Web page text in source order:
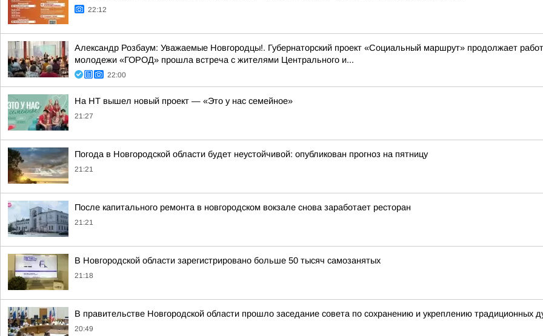
22:12
Александр Розбаум: Уважаемые Новгородцы!. Губернаторский проект «Социальный маршрут» продолжает
молодежи «ГОРОД» прошла встреча с жителями Центрального и...
22:00
На НТ вышел новый проект — «Это у нас семейное»
21:27
Погода в Новгородской области будет неустойчивой: опубликован прогноз на пятницу
21:21
После капитального ремонта в новгородском вокзале снова заработает ресторан
21:21
В Новгородской области зарегистрировано больше 50 тысяч самозанятых
21:18
В правительстве Новгородской области прошло заседание совета по сохранению и укреплению традиционных
20:49